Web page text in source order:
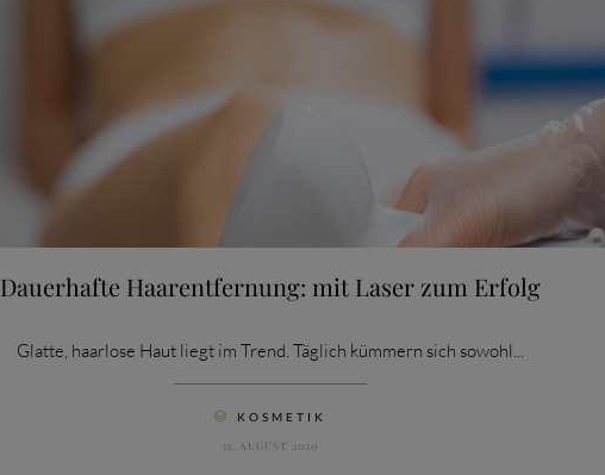
Dauerhafte Haarentfernung: mit Laser zum Erfolg
Glatte, haarlose Haut liegt im Trend. Täglich kümmern sich sowohl...

KOSMETIK
31. AUGUST 2020